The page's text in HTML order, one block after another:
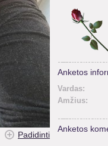
Padidinti
Anketos
Vardas:
Amžius:
Anketos